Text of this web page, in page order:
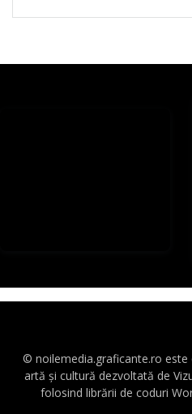
© noilemedia.graficante.ro
artă și cultură dezvoltată de
folosind librării de coduri